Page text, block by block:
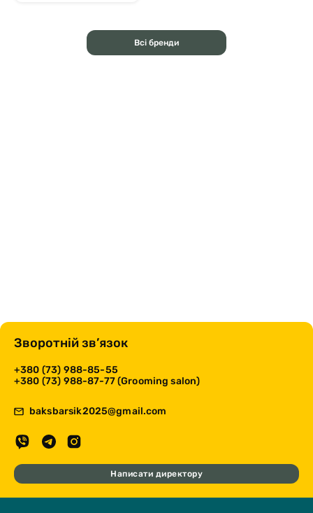
Всі бренди
Зворотній зв’язок
+380 (73) 988-85-55
+380 (73) 988-87-77 (Grooming salon)
baksbarsik2025@gmail.com
Написати директору